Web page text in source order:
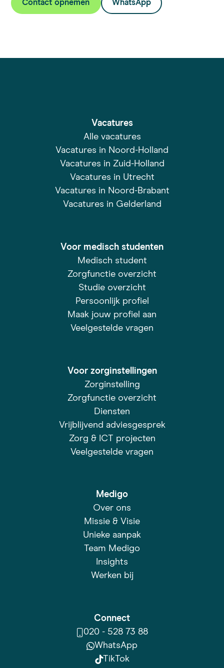
Contact opnemen WhatsApp
Vacatures
Alle vacatures
Vacatures in Noord-Holland
Vacatures in Zuid-Holland
Vacatures in Utrecht
Vacatures in Noord-Brabant
Vacatures in Gelderland
Voor medisch studenten
Medisch student
Zorgfunctie overzicht
Studie overzicht
Persoonlijk profiel
Maak jouw profiel aan
Veelgestelde vragen
Voor zorginstellingen
Zorginstelling
Zorgfunctie overzicht
Diensten
Vrijblijvend adviesgesprek
Zorg & ICT projecten
Veelgestelde vragen
Medigo
Over ons
Missie & Visie
Unieke aanpak
Team Medigo
Insights
Werken bij
Connect
020 - 528 73 88
WhatsApp
TikTok